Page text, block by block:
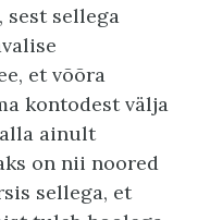
sest sellega
et võõra
kontodest välja
ainult
on nii noored
sellega, et